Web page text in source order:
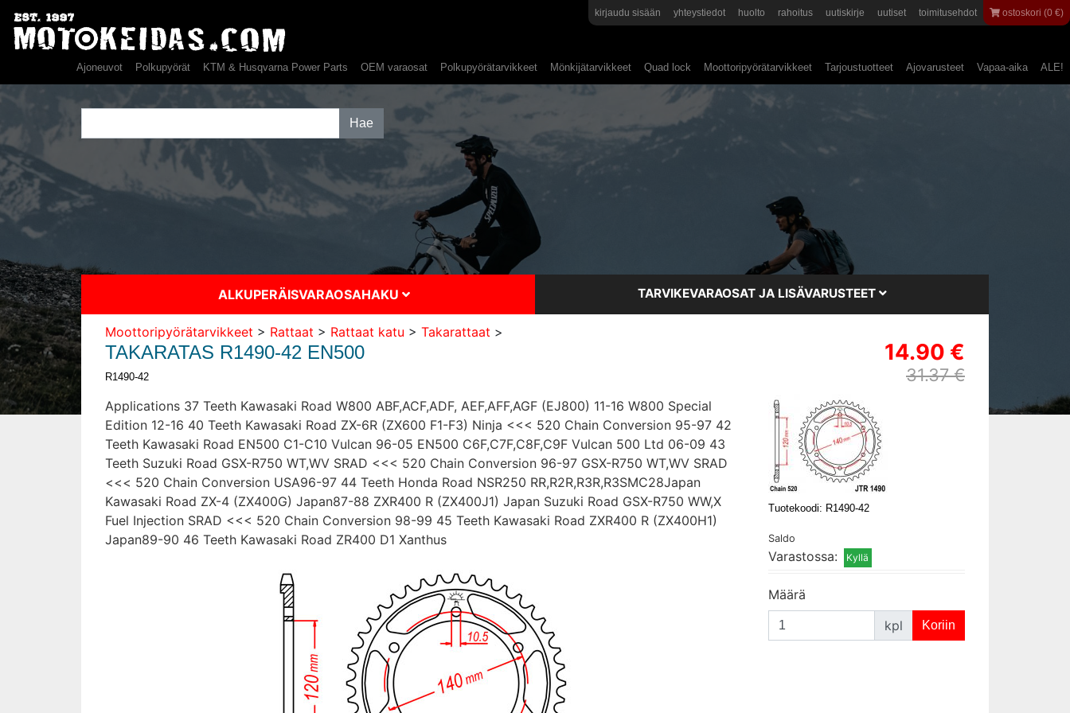
kirjaudu sisään yhteystiedot huolto rahoitus uutiskirje uutiset toimitusehdot ostoskori (0 €)
Ajoneuvot Polkupyörät KTM & Husqvarna Power Parts OEM varaosat Polkupyörätarvikkeet Mönkijätarvikkeet Quad lock Moottoripyörätarvikkeet Tarjoustuotteet Ajovarusteet Vapaa-aika ALE!
ALKUPERÄISVARAOSAHAKU TARVIKEVARAOSAT JA LISÄVARUSTEET
Moottoripyörätarvikkeet > Rattaat > Rattaat katu > Takarattaat >
TAKARATAS R1490-42 EN500
R1490-42
Applications 37 Teeth Kawasaki Road W800 ABF,ACF,ADF, AEF,AFF,AGF (EJ800) 11-16 W800 Special
Edition 12-16 40 Teeth Kawasaki Road ZX-6R (ZX600 F1-F3) Ninja <<< 520 Chain Conversion 95-97 42
Teeth Kawasaki Road EN500 C1-C10 Vulcan 96-05 EN500 C6F,C7F,C8F,C9F Vulcan 500 Ltd 06-09 43
Teeth Suzuki Road GSX-R750 WT,WV SRAD <<< 520 Chain Conversion 96-97 GSX-R750 WT,WV SRAD
<<< 520 Chain Conversion USA96-97 44 Teeth Honda Road NSR250 RR,R2R,R3R,R3SMC28Japan
Kawasaki Road ZX-4 (ZX400G) Japan87-88 ZXR400 R (ZX400J1) Japan Suzuki Road GSX-R750 WW,X
Fuel Injection SRAD <<< 520 Chain Conversion 98-99 45 Teeth Kawasaki Road ZXR400 R (ZX400H1)
Japan89-90 46 Teeth Kawasaki Road ZR400 D1 Xanthus
14.90 €
31.37 €
Tuotekoodi: R1490-42
Saldo
Varastossa:
Määrä
kpl